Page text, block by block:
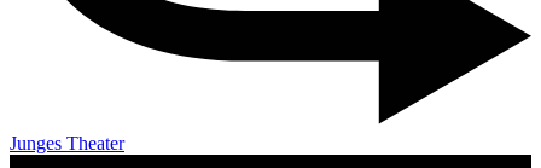
Junges Theater